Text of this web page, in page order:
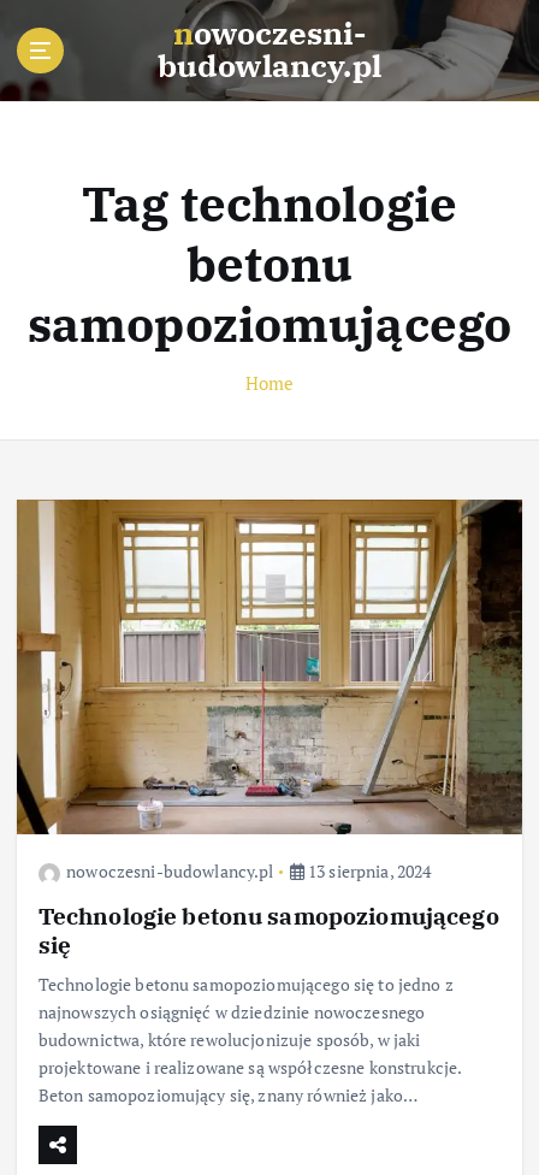
p
nowoczesni-
budowlancy.pl
Tag technologie
betonu
samopoziomującego
Home
nowoczesni-budowlancy.pl 13 sierpnia, 2024
Technologie betonu samopoziomującego
się
Technologie betonu samopoziomującego się to jedno z
najnowszych osiągnięć w dziedzinie nowoczesnego
budownictwa, które rewolucjonizuje sposób, w jaki
projektowane i realizowane są współczesne konstrukcje.
Beton samopoziomujący się, znany również jako…